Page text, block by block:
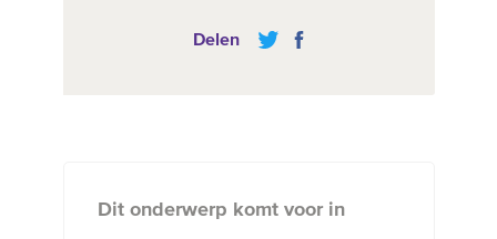
Delen
Dit onderwerp komt voor in